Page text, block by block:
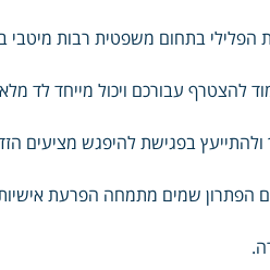
הפלילי בתחום משפטית רבות מיטבי
להצטרף עבורכם ויכול מייחד לד
ולהתייעץ בפגישת להיפגש מציעים
הפתרון שמים מתמחה הפרעת אישיות